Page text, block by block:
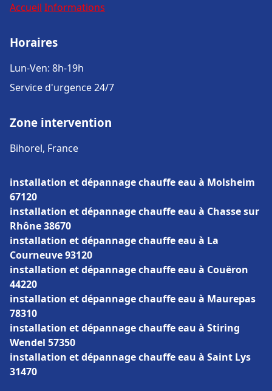
Accueil Informations
Horaires
Lun-Ven: 8h-19h
Service d'urgence 24/7
Zone intervention
Bihorel, France
installation et dépannage chauffe eau à Molsheim
67120
installation et dépannage chauffe eau à Chasse sur
Rhône 38670
installation et dépannage chauffe eau à La
Courneuve 93120
installation et dépannage chauffe eau à Couëron
44220
installation et dépannage chauffe eau à Maurepas
78310
installation et dépannage chauffe eau à Stiring
Wendel 57350
installation et dépannage chauffe eau à Saint Lys
31470